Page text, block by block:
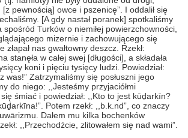
pewnością] owce i pszenicę”. I oddalił się
[A gdy nastał poranek] spotkaliśmy
spośród Turków o niemiłej powierzchowności,
mizernie i zachowującego się
złapał nas gwałtowny deszcz. Rzekł:
stanęła w całej swej [długości], a składała
koni i pięciu tysięcy ludzi. Powiedział:
was!” Zatrzymaliśmy się posłuszni jego
do niego: ,,Jesteśmy przyjaciółmi
się śmiać i powiedział: ,,Kto to jest kūḏarkīn?
Potem rzekł: ,,b.k.nd”, co znaczy
uwārizmu. Dałem mu kilka bochenków
,,Przechodźcie, zlitowałem się nad wami”.